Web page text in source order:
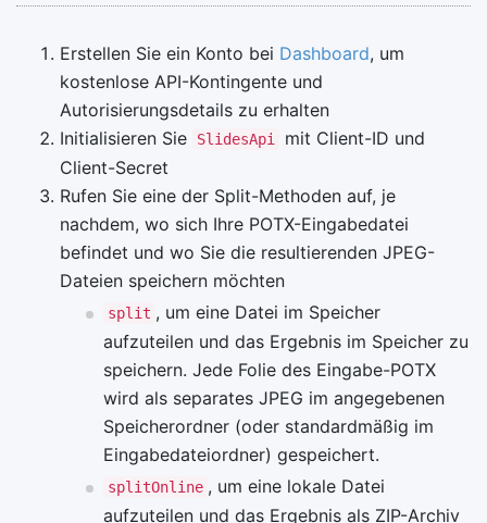
Erstellen Sie ein Konto bei Dashboard, um
kostenlose API-Kontingente und
Autorisierungsdetails zu erhalten
Initialisieren Sie
SlidesApi
mit Client-ID und
Client-Secret
Rufen Sie eine der Split-Methoden auf, je
nachdem, wo sich Ihre POTX-Eingabedatei
befindet und wo Sie die resultierenden JPEG-
Dateien speichern möchten
split , um eine Datei im Speicher
aufzuteilen und das Ergebnis im Speicher zu
speichern. Jede Folie des Eingabe-POTX
wird als separates JPEG im angegebenen
Speicherordner (oder standardmäßig im
Eingabedateiordner) gespeichert.
splitOnline , um eine lokale Datei
aufzuteilen und das Ergebnis als ZIP-Archiv